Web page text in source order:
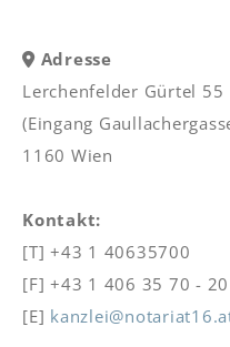
Adresse
Lerchenfelder Gürtel 55
(Eingang
1160 Wien
Kontakt:
[T] +43 1 40635700
[F] +43 1 406 35 70 - 20
[E]